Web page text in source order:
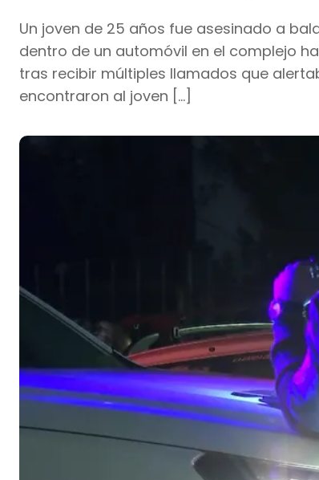
Un joven de 25 años fue asesinado a
dentro de un automóvil en el complejo
tras recibir múltiples llamados que
encontraron al joven […]